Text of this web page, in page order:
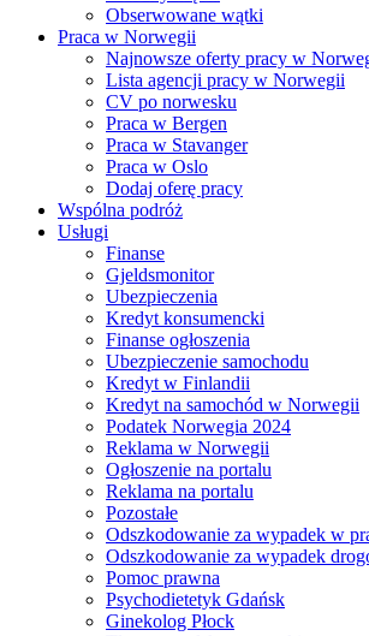
Obserwowane wątki
Praca w Norwegii
Najnowsze oferty pracy w
Lista agencji pracy w Norwegii
CV po norwesku
Praca w Bergen
Praca w Stavanger
Praca w Oslo
Dodaj oferę pracy
Wspólna podróż
Usługi
Finanse
Gjeldsmonitor
Ubezpieczenia
Kredyt konsumencki
Finanse ogłoszenia
Ubezpieczenie samochodu
Kredyt w Finlandii
Kredyt na samochód w Norwegii
Podatek Norwegia 2024
Reklama w Norwegii
Ogłoszenie na portalu
Reklama na portalu
Pozostałe
Odszkodowanie za wypadek w
Odszkodowanie za wypadek
Pomoc prawna
Psychodietetyk Gdańsk
Ginekolog Płock